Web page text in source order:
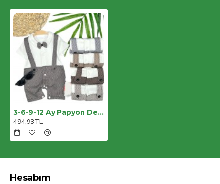
3-6-9-12 Ay Papyon Detaylı Piti Kare Baskılı Salopet Görünümlü Erkek Bebek Tulumu
494,93TL
Hesabım